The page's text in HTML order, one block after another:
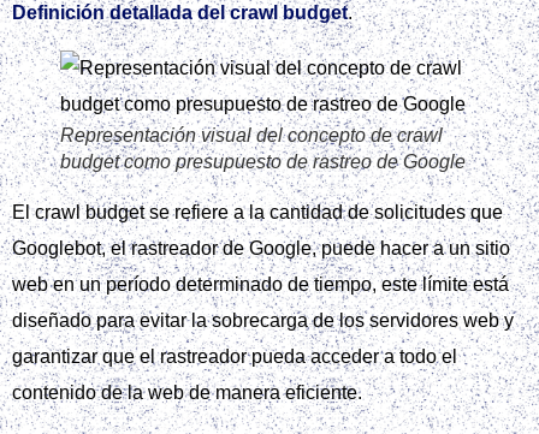
Definición detallada del crawl budget.
Representación visual del concepto de crawl
budget como presupuesto de rastreo de Google
El crawl budget se refiere a la cantidad de solicitudes que
Googlebot, el rastreador de Google, puede hacer a un sitio
web en un período determinado de tiempo, este límite está
diseñado para evitar la sobrecarga de los servidores web y
garantizar que el rastreador pueda acceder a todo el
contenido de la web de manera eficiente.